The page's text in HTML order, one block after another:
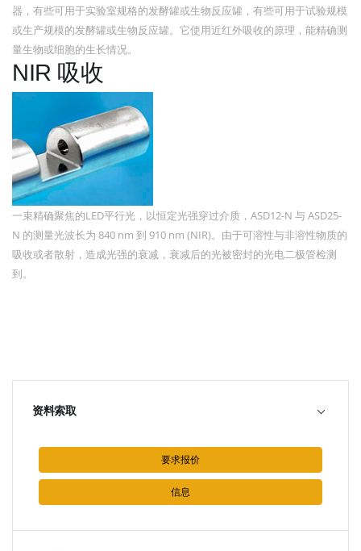
资料索取
要求报价
信息
器，有些可用于实验室规格的发酵罐或生物反应罐，有些可用于试验规模
或生产规模的发酵罐或生物反应罐。它使用近红外吸收的原理，能精确测
量生物或细胞的生长情况。
NIR 吸收
一束精确聚焦的LED平行光，以恒定光强穿过介质，ASD12-N 与 ASD25-
N 的测量光波长为 840 nm 到 910 nm (NIR)。由于可溶性与非溶性物质的
吸收或者散射，造成光强的衰减，衰减后的光被密封的光电二极管检测
到。